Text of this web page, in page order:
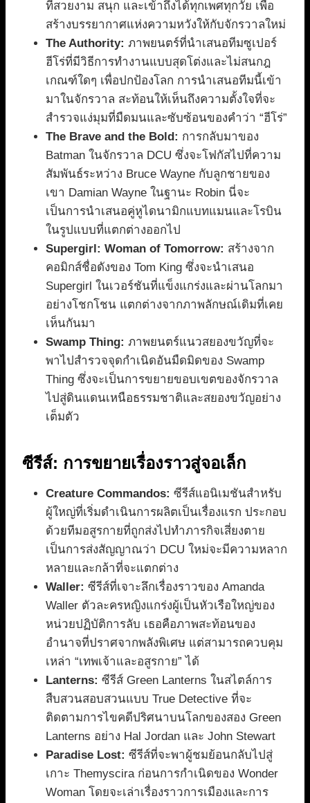
ที่สวยงาม สนุก และเข้าถึงได้ทุกเพศทุกวัย เพื่อ
สร้างบรรยากาศแห่งความหวังให้กับจักรวาลใหม่
The Authority: ภาพยนตร์ที่นำเสนอทีมซูเปอร์
ฮีโร่ที่มีวิธีการทำงานแบบสุดโต่งและไม่สนกฎ
เกณฑ์ใดๆ เพื่อปกป้องโลก การนำเสนอทีมนี้เข้า
มาในจักรวาล สะท้อนให้เห็นถึงความตั้งใจที่จะ
สำรวจแง่มุมที่มืดมนและซับซ้อนของคำว่า “ฮีโร่”
The Brave and the Bold: การกลับมาของ
Batman ในจักรวาล DCU ซึ่งจะโฟกัสไปที่ความ
สัมพันธ์ระหว่าง Bruce Wayne กับลูกชายของ
เขา Damian Wayne ในฐานะ Robin นี่จะ
เป็นการนำเสนอคู่หูไดนามิกแบทแมนและโรบิน
ในรูปแบบที่แตกต่างออกไป
Supergirl: Woman of Tomorrow: สร้างจาก
คอมิกส์ชื่อดังของ Tom King ซึ่งจะนำเสนอ
Supergirl ในเวอร์ชันที่แข็งแกร่งและผ่านโลกมา
อย่างโชกโชน แตกต่างจากภาพลักษณ์เดิมที่เคย
เห็นกันมา
Swamp Thing: ภาพยนตร์แนวสยองขวัญที่จะ
พาไปสำรวจจุดกำเนิดอันมืดมิดของ Swamp
Thing ซึ่งจะเป็นการขยายขอบเขตของจักรวาล
ไปสู่ดินแดนเหนือธรรมชาติและสยองขวัญอย่าง
เต็มตัว
ซีรีส์: การขยายเรื่องราวสู่จอเล็ก
Creature Commandos: ซีรีส์แอนิเมชันสำหรับ
ผู้ใหญ่ที่เริ่มดำเนินการผลิตเป็นเรื่องแรก ประกอบ
ด้วยทีมอสูรกายที่ถูกส่งไปทำภารกิจเสี่ยงตาย
เป็นการส่งสัญญาณว่า DCU ใหม่จะมีความหลาก
หลายและกล้าที่จะแตกต่าง
Waller: ซีรีส์ที่เจาะลึกเรื่องราวของ Amanda
Waller ตัวละครหญิงแกร่งผู้เป็นหัวเรือใหญ่ของ
หน่วยปฏิบัติการลับ เธอคือภาพสะท้อนของ
อำนาจที่ปราศจากพลังพิเศษ แต่สามารถควบคุม
เหล่า “เทพเจ้าและอสูรกาย” ได้
Lanterns: ซีรีส์ Green Lanterns ในสไตล์การ
สืบสวนสอบสวนแบบ True Detective ที่จะ
ติดตามการไขคดีปริศนาบนโลกของสอง Green
Lanterns อย่าง Hal Jordan และ John Stewart
Paradise Lost: ซีรีส์ที่จะพาผู้ชมย้อนกลับไปสู่
เกาะ Themyscira ก่อนการกำเนิดของ Wonder
Woman โดยจะเล่าเรื่องราวการเมืองและการ